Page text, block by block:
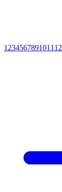
1 234567891011 12